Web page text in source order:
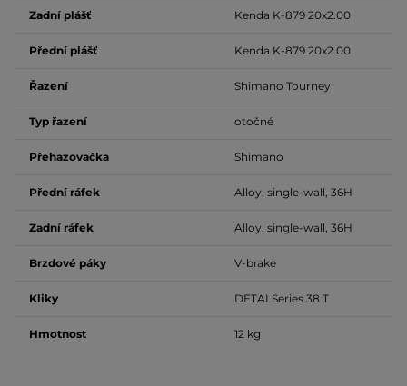
Zadní plášť Kenda K-879 20x2.00
Přední plášť Kenda K-879 20x2.00
Řazení Shimano Tourney
Typ řazení otočné
Přehazovačka Shimano
Přední ráfek Alloy, single-wall, 36H
Zadní ráfek Alloy, single-wall, 36H
Brzdové páky V-brake
Kliky DETAI Series 38 T
Hmotnost 12 kg